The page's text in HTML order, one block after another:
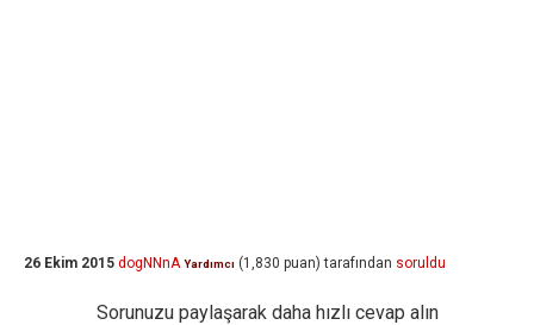
26 Ekim 2015 dogNNnA Yardımcı (1,830 puan) tarafından soruldu
Sorunuzu paylaşarak daha hızlı cevap alın